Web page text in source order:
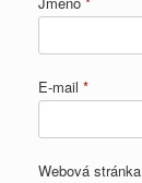
E-mail *
Webová stránka